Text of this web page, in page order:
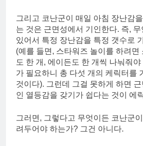
그리고 코난군이 매일 아침 장난감
는 것은 근면성에서 기인한다. 즉, 무
있어서 특정 장난감을 특정 갯수로
(예를 들면, 스타워즈 놀이를 하려면
도 한 개, 에이든도 한 개씩 나눠줘
가 필요하니 총 다섯 개의 케릭터를
것이다). 그런데 그걸 못하게 하면
인 열등감을 갖기가 쉽다는 것이 에
그러면, 그렇다고 무엇이든 코난군
려두어야 하는가? 그건 아니다.